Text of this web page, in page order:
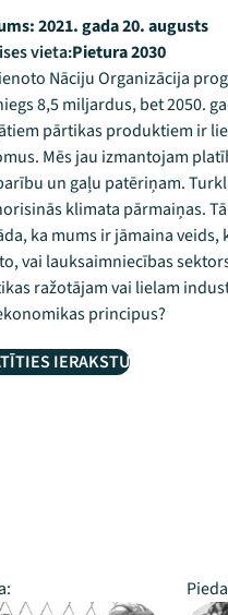
2021. gada 20. augusts
vieta:Pietura 2030
Nāciju Organizācija
8,5 miljardus, bet 2050.
pārtikas produktiem ir
Mēs jau izmantojam
un gaļu patēriņam.
klimata pārmaiņas.
ka mums ir jāmaina
vai lauksaimniecības
ražotājam vai lielam
principus?
IERAKSTU